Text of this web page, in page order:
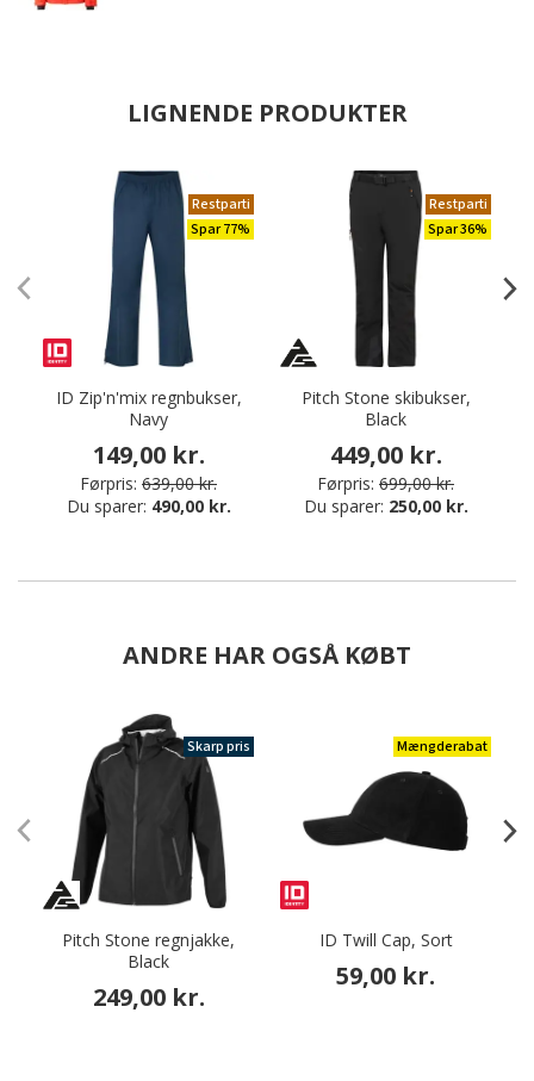
LIGNENDE PRODUKTER
Restparti
Spar 77%
ID Zip'n'mix regnbukser,
Navy
149,00 kr.
Førpris: 639,00 kr.
Du sparer: 490,00 kr.
Restparti
Spar 36%
Pitch Stone skibukser,
Black
449,00 kr.
Førpris: 699,00 kr.
Du sparer: 250,00 kr.
ANDRE HAR OGSÅ KØBT
Skarp pris
Pitch Stone regnjakke,
Black
249,00 kr.
Mængderabat
ID Twill Cap, Sort
59,00 kr.